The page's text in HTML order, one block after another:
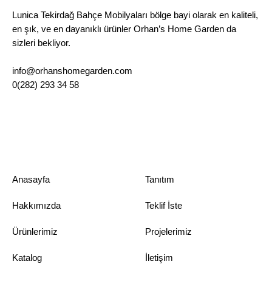
Lunica Tekirdağ Bahçe Mobilyaları bölge bayi olarak en kaliteli,
en şık, ve en dayanıklı ürünler Orhan’s Home Garden da
sizleri bekliyor.
info@orhanshomegarden.com
0(282) 293 34 58
Anasayfa
Hakkımızda
Ürünlerimiz
Katalog
Tanıtım
Teklif İste
Projelerimiz
İletişim